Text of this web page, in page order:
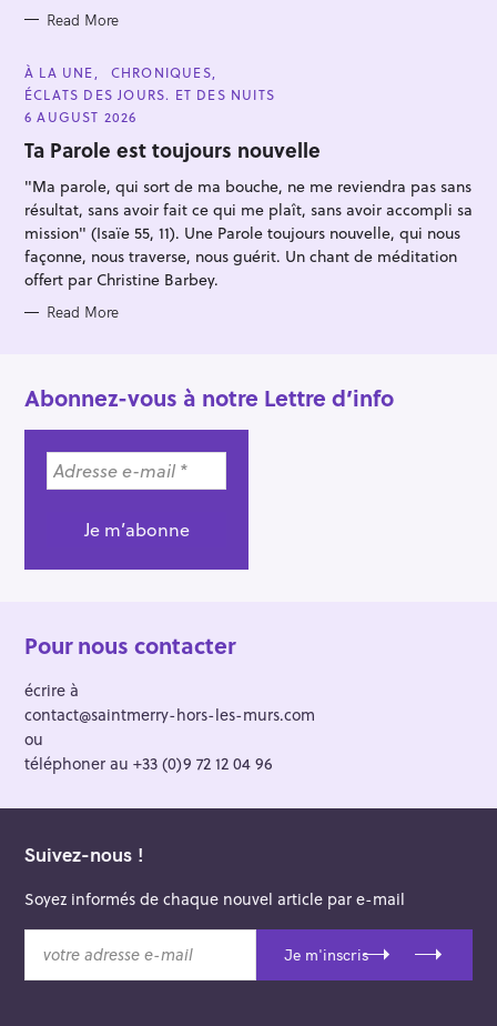
Read More
C
A
T
E
O
R
E
À LA UNE
CHRONIQUES
ÉCLATS DES JOURS. ET DES NUITS
6 AUGUST 2026
Ta Parole est toujours nouvelle
"Ma parole, qui sort de ma bouche, ne me reviendra pas sans
résultat, sans avoir fait ce qui me plaît, sans avoir accompli sa
mission" (Isaïe 55, 11). Une Parole toujours nouvelle, qui nous
façonne, nous traverse, nous guérit. Un chant de méditation
offert par Christine Barbey.
Read More
Abonnez-vous à notre Lettre d’info
Pour nous contacter
écrire à
contact@saintmerry-hors-les-murs.com
ou
téléphoner au +33 (0)9 72 12 04 96
Suivez-nous !
Soyez informés de chaque nouvel article par e-mail
t
Je m'inscris